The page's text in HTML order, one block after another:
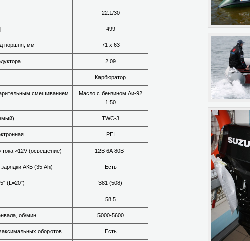
22.1/30
499
поршня, мм 71 х 63
2.09
Карбюратор
смешиванием
Масло с бензином Аи-92
1:50
TWC-3
PEI
тока ≈12V (освещение) 12В 6А 80Вт
АКБ (35 Ah) Есть
(L=20") 381 (508)
58.5
об/мин 5000-5600
оборотов Есть